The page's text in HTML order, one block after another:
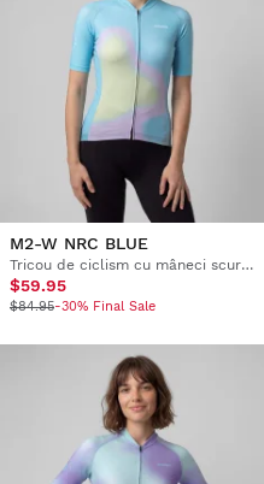
M2-W NRC BLUE
Tricou de ciclism cu mâneci scurte pentru femei
$59.95
$84.95-30% Final Sale